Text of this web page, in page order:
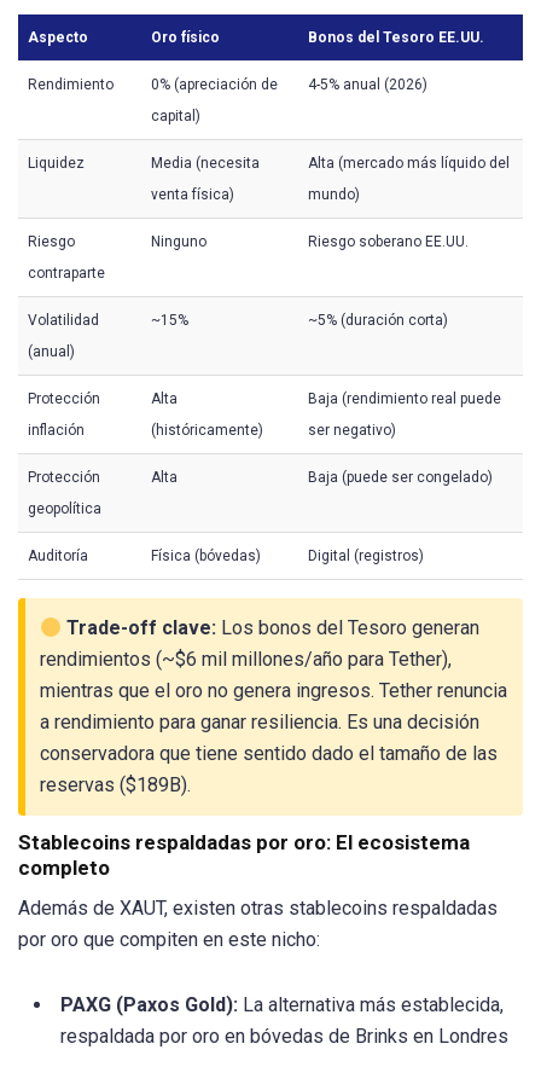
Aspecto Oro físico Bonos del Tesoro EE.UU.
Rendimiento
0% (apreciación de
capital)
4-5% anual (2026)
Liquidez
Media (necesita
venta física)
Alta (mercado más líquido del
mundo)
Riesgo
contraparte
Ninguno Riesgo soberano EE.UU.
Volatilidad
(anual)
~15% ~5% (duración corta)
Protección
inflación
Alta
(históricamente)
Baja (rendimiento real puede
ser negativo)
Protección
geopolítica
Alta Baja (puede ser congelado)
Auditoría Física (bóvedas) Digital (registros)
Trade-off clave: Los bonos del Tesoro generan
rendimientos (~$6 mil millones/año para Tether),
mientras que el oro no genera ingresos. Tether renuncia
a rendimiento para ganar resiliencia. Es una decisión
conservadora que tiene sentido dado el tamaño de las
reservas ($189B).
Stablecoins respaldadas por oro: El ecosistema
completo
Además de XAUT, existen otras stablecoins respaldadas
por oro que compiten en este nicho:
PAXG (Paxos Gold): La alternativa más establecida,
respaldada por oro en bóvedas de Brinks en Londres